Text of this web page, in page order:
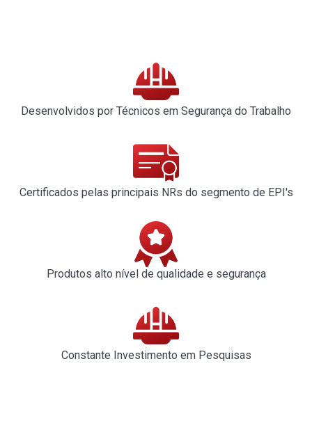
Desenvolvidos por Técnicos em Segurança do Trabalho
Certificados pelas principais NRs do segmento de EPI's
Produtos alto nível de qualidade e segurança
Constante Investimento em Pesquisas